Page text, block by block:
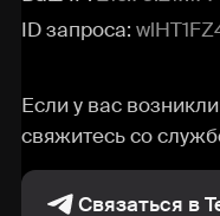
ID запроса:
Если у вас
свяжитесь со
Связаться в